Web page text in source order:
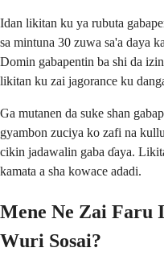
Idan likitan ku ya rubuta
sa mintuna 30 zuwa sa'a daya
Domin gabapentin ba shi da
likitan ku zai jagorance ku
Ga mutanen da suke shan
gyambon zuciya ko zafi na
cikin jadawalin gaba ɗaya.
kamata a sha kowace adadi.
Mene Ne Zai Faru
Wuri Sosai?